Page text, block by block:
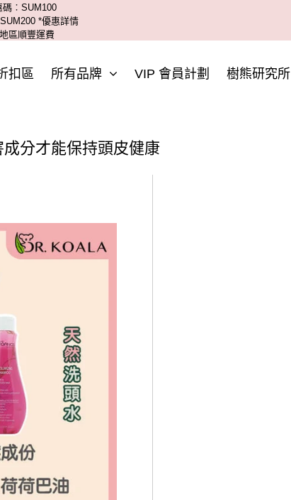
碼︰SUM100
*優惠詳情
區順豐運費
扣區 所有品牌 VIP 會員計劃 樹熊研究所
成分才能保持頭皮健康